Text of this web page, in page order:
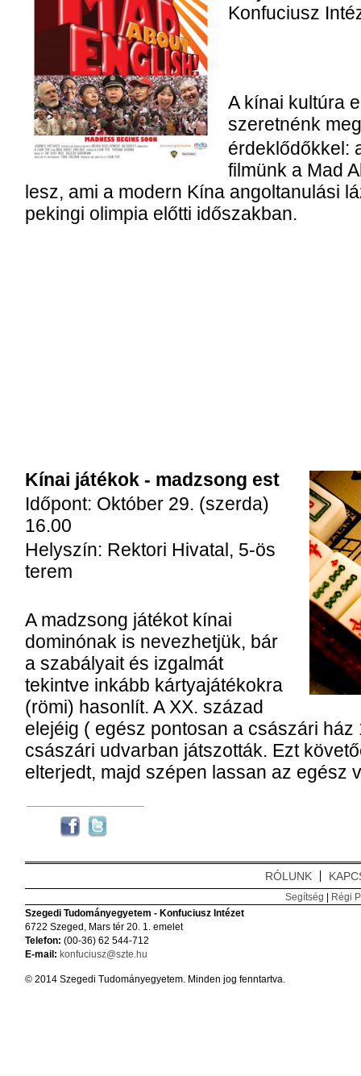
Konfuciusz
A kínai kultúra
szeretnénk
érdeklődőkkel:
filmünk a Mad
lesz, ami a modern Kína angoltanulási
pekingi olimpia előtti időszakban.
Kínai játékok - madzsong est
Időpont: Október 29. (szerda)
16.00
Helyszín: Rektori Hivatal, 5-ös
terem
A madzsong játékot kínai
dominónak is nevezhetjük, bár
a szabályait és izgalmát
tekintve inkább kártyajátékokra
(römi) hasonlít. A XX. század
elejéig ( egész pontosan a császári
császári udvarban játszották. Ezt
elterjedt, majd szépen lassan az egész
RÓLUNK
Segítség | Régi
Szegedi Tudományegyetem - Konfuciusz Intézet
6722 Szeged, Mars tér 20. 1. emelet
Telefon: (00-36) 62 544-712
E-mail: konfuciusz@szte.hu
© 2014 Szegedi Tudományegyetem. Minden jog fenntartva.